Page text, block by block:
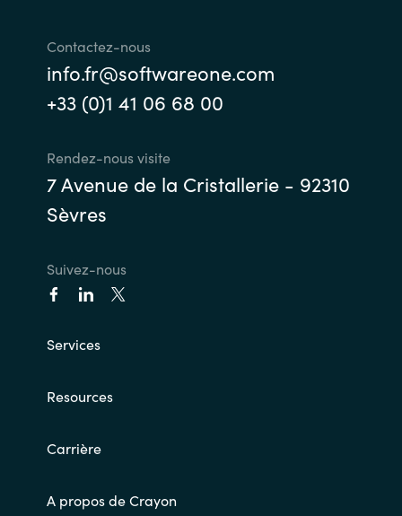
Iceland
Indonesia
Netherlands
Contactez-nous
info.fr@softwareone.com
+33 (0)1 41 06 68 00
Rendez-nous visite
7 Avenue de la Cristallerie - 92310
Sèvres
Suivez-nous
Services
Resources
Carrière
A propos de Crayon